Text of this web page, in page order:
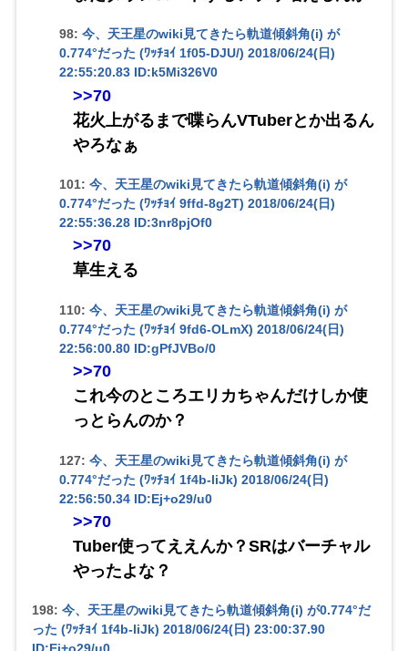
98: 今、天王星のwiki見てきたら軌道傾斜角(i) が
0.774°だった (ﾜｯﾁｮｲ 1f05-DJU/) 2018/06/24(日)
22:55:20.83 ID:k5Mi326V0
>>70
花火上がるまで喋らんVTuberとか出るん
やろなぁ
101: 今、天王星のwiki見てきたら軌道傾斜角(i) が
0.774°だった (ﾜｯﾁｮｲ 9ffd-8g2T) 2018/06/24(日)
22:55:36.28 ID:3nr8pjOf0
>>70
草生える
110: 今、天王星のwiki見てきたら軌道傾斜角(i) が
0.774°だった (ﾜｯﾁｮｲ 9fd6-OLmX) 2018/06/24(日)
22:56:00.80 ID:gPfJVBo/0
>>70
これ今のところエリカちゃんだけしか使
っとらんのか？
127: 今、天王星のwiki見てきたら軌道傾斜角(i) が
0.774°だった (ﾜｯﾁｮｲ 1f4b-liJk) 2018/06/24(日)
22:56:50.34 ID:Ej+o29/u0
>>70
Tuber使ってええんか？SRはバーチャル
やったよな？
198: 今、天王星のwiki見てきたら軌道傾斜角(i) が0.774°だ
った (ﾜｯﾁｮｲ 1f4b-liJk) 2018/06/24(日) 23:00:37.90